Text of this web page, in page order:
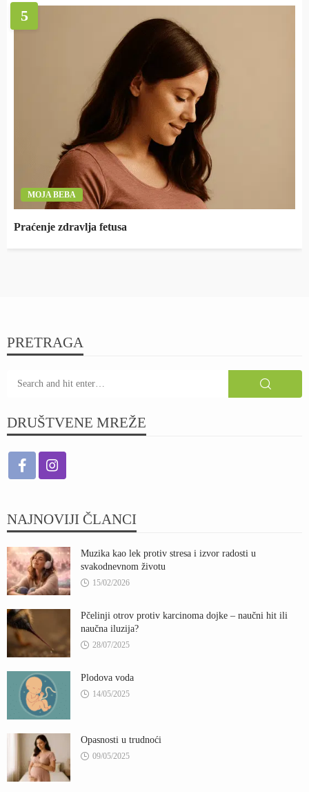
5
MOJA BEBA
Praćenje zdravlja fetusa
PRETRAGA
DRUŠTVENE MREŽE
NAJNOVIJI ČLANCI
Muzika kao lek protiv stresa i izvor radosti u
svakodnevnom životu
15/02/2026
Pčelinji otrov protiv karcinoma dojke – naučni hit ili
naučna iluzija?
28/07/2025
Plodova voda
14/05/2025
Opasnosti u trudnoći
09/05/2025